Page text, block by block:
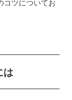
コツについてお
は